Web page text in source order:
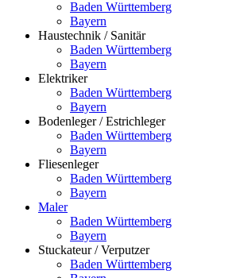
Baden Württemberg
Bayern
Haustechnik / Sanitär
Baden Württemberg
Bayern
Elektriker
Baden Württemberg
Bayern
Bodenleger / Estrichleger
Baden Württemberg
Bayern
Fliesenleger
Baden Württemberg
Bayern
Maler
Baden Württemberg
Bayern
Stuckateur / Verputzer
Baden Württemberg